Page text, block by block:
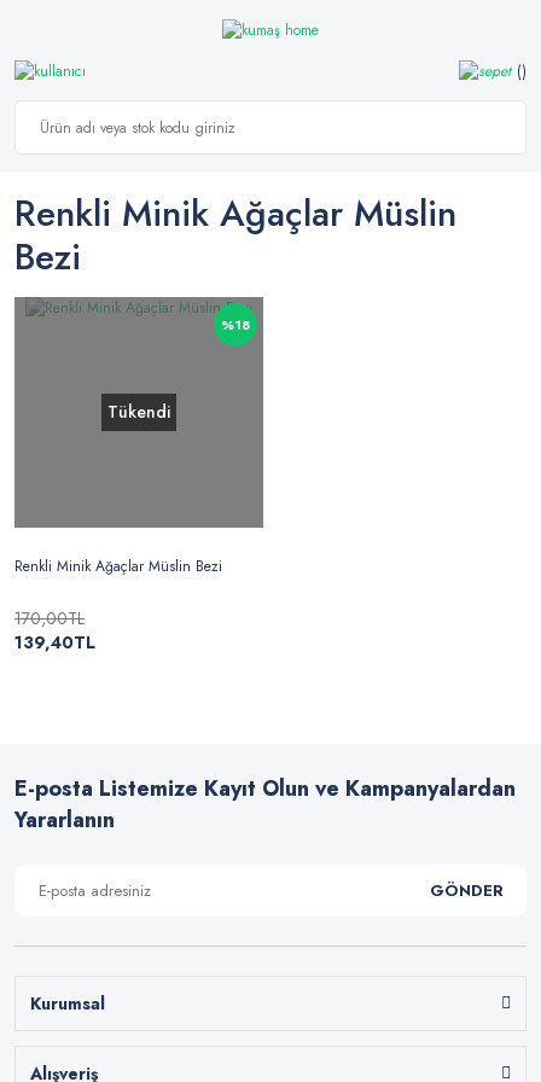
Renkli Minik Ağaçlar Müslin
Bezi
%18
Tükendi
Renkli Minik Ağaçlar Müslin Bezi
170,00TL
139,40TL
E-posta Listemize Kayıt Olun ve Kampanyalardan
Yararlanın
GÖNDER
Kurumsal
Alışveriş